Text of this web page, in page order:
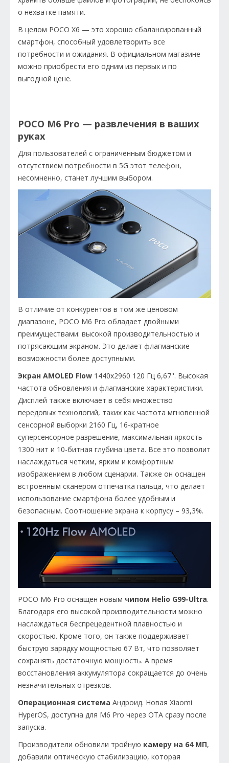
о нехватке памяти.
В целом POCO X6 — это хорошо сбалансированный
смартфон, способный удовлетворить все
потребности и ожидания. В официальном магазине
можно приобрести его одним из первых и по
выгодной цене.
POCO M6 Pro — развлечения в ваших
руках
Для пользователей с ограниченным бюджетом и
отсутствием потребности в 5G этот телефон,
несомненно, станет лучшим выбором.
В отличие от конкурентов в том же ценовом
диапазоне, POCO M6 Pro обладает двойными
преимуществами: высокой производительностью и
потрясающим экраном. Это делает флагманские
возможности более доступными.
Экран AMOLED Flow 1440x2960 120 Гц 6,67''. Высокая
частота обновления и флагманские характеристики.
Дисплей также включает в себя множество
передовых технологий, таких как частота мгновенной
сенсорной выборки 2160 Гц, 16-кратное
суперсенсорное разрешение, максимальная яркость
1300 нит и 10-битная глубина цвета. Все это позволит
наслаждаться четким, ярким и комфортным
изображением в любом сценарии. Также он оснащен
встроенным сканером отпечатка пальца, что делает
использование смартфона более удобным и
безопасным. Соотношение экрана к корпусу – 93,3%.
POCO M6 Pro оснащен новым чипом Helio G99-Ultra.
Благодаря его высокой производительности можно
наслаждаться беспрецедентной плавностью и
скоростью. Кроме того, он также поддерживает
быструю зарядку мощностью 67 Вт, что позволяет
сохранять достаточную мощность. А время
восстановления аккумулятора сокращается до очень
незначительных отрезков.
Операционная система Андроид. Новая Xiaomi
HyperOS, доступна для M6 Pro через OTA сразу после
запуска.
Производители обновили тройную камеру на 64 МП,
добавили оптическую стабилизацию, которая